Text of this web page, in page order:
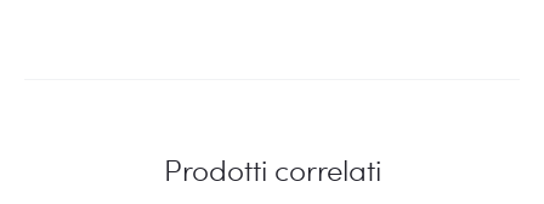
Prodotti correlati